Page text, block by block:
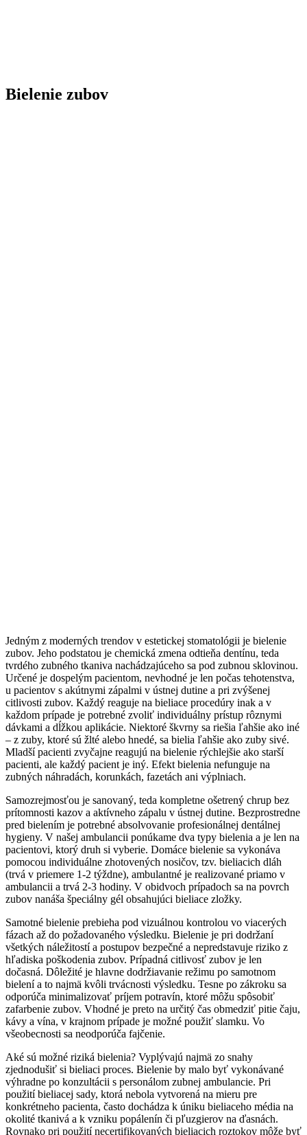
Bielenie zubov
Jedným z moderných trendov v estetickej stomatológii je bielenie
zubov. Jeho podstatou je chemická zmena odtieňa dentínu, teda
tvrdého zubného tkaniva nachádzajúceho sa pod zubnou sklovinou.
Určené je dospelým pacientom, nevhodné je len počas tehotenstva,
u pacientov s akútnymi zápalmi v ústnej dutine a pri zvýšenej
citlivosti zubov. Každý reaguje na bieliace procedúry inak a v
každom prípade je potrebné zvoliť individuálny prístup rôznymi
dávkami a dĺžkou aplikácie. Niektoré škvrny sa riešia ľahšie ako iné
– z zuby, ktoré sú žlté alebo hnedé, sa bielia ľahšie ako zuby sivé.
Mladší pacienti zvyčajne reagujú na bielenie rýchlejšie ako starší
pacienti, ale každý pacient je iný. Efekt bielenia nefunguje na
zubných náhradách, korunkách, fazetách ani výplniach.
Samozrejmosťou je sanovaný, teda kompletne ošetrený chrup bez
prítomnosti kazov a aktívneho zápalu v ústnej dutine. Bezprostredne
pred bielením je potrebné absolvovanie profesionálnej dentálnej
hygieny. V našej ambulancii ponúkame dva typy bielenia a je len na
pacientovi, ktorý druh si vyberie. Domáce bielenie sa vykonáva
pomocou individuálne zhotovených nosičov, tzv. bieliacich dláh
(trvá v priemere 1-2 týždne), ambulantné je realizované priamo v
ambulancii a trvá 2-3 hodiny. V obidvoch prípadoch sa na povrch
zubov nanáša špeciálny gél obsahujúci bieliace zložky.
Samotné bielenie prebieha pod vizuálnou kontrolou vo viacerých
fázach až do požadovaného výsledku. Bielenie je pri dodržaní
všetkých náležitostí a postupov bezpečné a nepredstavuje riziko z
hľadiska poškodenia zubov. Prípadná citlivosť zubov je len
dočasná. Dôležité je hlavne dodržiavanie režimu po samotnom
bielení a to najmä kvôli trvácnosti výsledku. Tesne po zákroku sa
odporúča minimalizovať príjem potravín, ktoré môžu spôsobiť
zafarbenie zubov. Vhodné je preto na určitý čas obmedziť pitie čaju,
kávy a vína, v krajnom prípade je možné použiť slamku. Vo
všeobecnosti sa neodporúča fajčenie.
Aké sú možné riziká bielenia? Vyplývajú najmä zo snahy
zjednodušiť si bieliaci proces. Bielenie by malo byť vykonávané
výhradne po konzultácii s personálom zubnej ambulancie. Pri
použití bieliacej sady, ktorá nebola vytvorená na mieru pre
konkrétneho pacienta, často dochádza k úniku bieliaceho média na
okolité tkanivá a k vzniku popálenín či pľuzgierov na ďasnách.
Rovnako pri použití necertifikovaných bieliacich roztokov môže byť